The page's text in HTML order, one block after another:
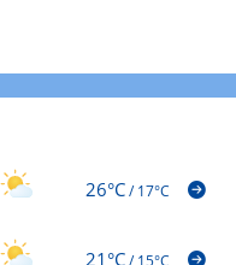
26°C/17°C
21°C/15°C